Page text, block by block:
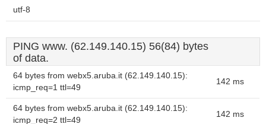
utf-8
PING www. (62.149.140.15) 56(84) bytes
of data.
64 bytes from webx5.aruba.it (62.149.140.15):
icmp_req=1 ttl=49
142 ms
64 bytes from webx5.aruba.it (62.149.140.15):
icmp_req=2 ttl=49
142 ms